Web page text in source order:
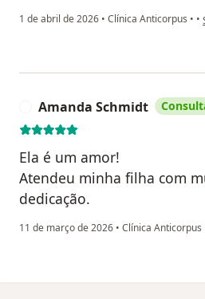
1 de abril de 2026 • Clínica Anticorpus • •
Amanda Schmidt
Ela é um amor!
Atendeu minha filha com
dedicação.
11 de março de 2026 • Clínica Anticorpus